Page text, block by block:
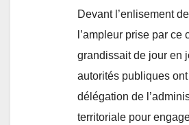
Devant l’enlisement
l’ampleur prise par ce
grandissait de jour en
autorités publiques
délégation de
territoriale pour